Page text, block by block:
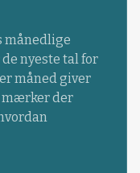
månedlige
nyeste tal for
måned giver
mærker der